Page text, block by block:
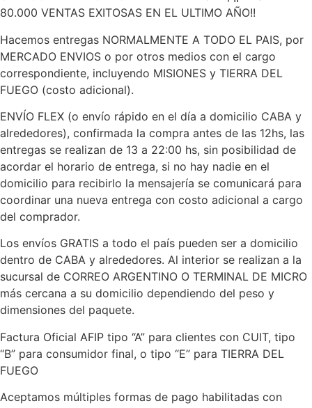
80.000 VENTAS EXITOSAS EN EL ULTIMO AÑO!!
Hacemos entregas NORMALMENTE A TODO EL PAIS, por
MERCADO ENVIOS o por otros medios con el cargo
correspondiente, incluyendo MISIONES y TIERRA DEL
FUEGO (costo adicional).
ENVÍO FLEX (o envío rápido en el día a domicilio CABA y
alrededores), confirmada la compra antes de las 12hs, las
entregas se realizan de 13 a 22:00 hs, sin posibilidad de
acordar el horario de entrega, si no hay nadie en el
domicilio para recibirlo la mensajería se comunicará para
coordinar una nueva entrega con costo adicional a cargo
del comprador.
Los envíos GRATIS a todo el país pueden ser a domicilio
dentro de CABA y alrededores. Al interior se realizan a la
sucursal de CORREO ARGENTINO O TERMINAL DE MICRO
más cercana a su domicilio dependiendo del peso y
dimensiones del paquete.
Factura Oficial AFIP tipo “A” para clientes con CUIT, tipo
“B” para consumidor final, o tipo “E” para TIERRA DEL
FUEGO
Aceptamos múltiples formas de pago habilitadas con